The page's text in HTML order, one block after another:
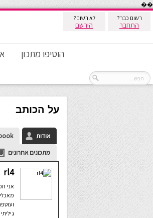
��
רשום כבר?
התחבר
לא רשום?
הירשם
הוסיפו מתכון
על הכותב
אודות
מתכונים אחרונים
rl4
אני